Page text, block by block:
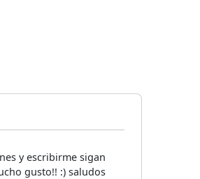
y escribirme sigan
gusto!! :) saludos